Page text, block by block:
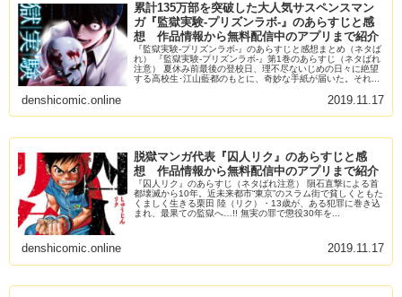
累計135万部を突破した大人気サスペンスマン
ガ『監獄実験-プリズンラボ-』のあらすじと感
想 作品情報から無料配信中のアプリまで紹介
『監獄実験-プリズンラボ-』のあらすじと感想まとめ（ネタば
れ） 『監獄実験-プリズンラボ-』第1巻のあらすじ（ネタばれ
注意） 夏休み前最後の登校日、理不尽ないじめの日々に絶望
する高校生･江山藍都のもとに、奇妙な手紙が届いた。それ...
denshicomic.online 2019.11.17
脱獄マンガ代表『囚人リク』のあらすじと感
想 作品情報から無料配信中のアプリまで紹介
『囚人リク』のあらすじ（ネタばれ注意） 隕石直撃による首
都壊滅から10年。近未来都市“東京”のスラム街で貧しくともた
くましく生きる栗田 陸（リク）・13歳が、ある犯罪に巻き込
まれ、最果ての監獄へ…!! 無実の罪で懲役30年を...
denshicomic.online 2019.11.17